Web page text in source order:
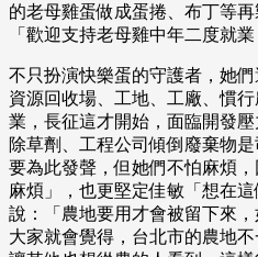
的老母雞蛋做成蛋捲、布丁等
「歡迎支持老母雞中年二度就業
不只扮演快樂蛋的守護者，她
資源回收場、工地、工廠、慣
業，長征這才開始，面臨開發
除草劑、工程公司傾倒廢棄物
要為此發聲，但她們不怕麻煩
麻煩」，也更堅定佳敏「想在
說：「農地要用才會被留下來
大家就會覺得，台北市的農地